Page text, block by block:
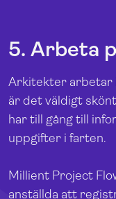
5. Arbeta
Arkitekter arbetar
är det väldigt
har till gång till
uppgifter i farten.
Millient Project
anställda att